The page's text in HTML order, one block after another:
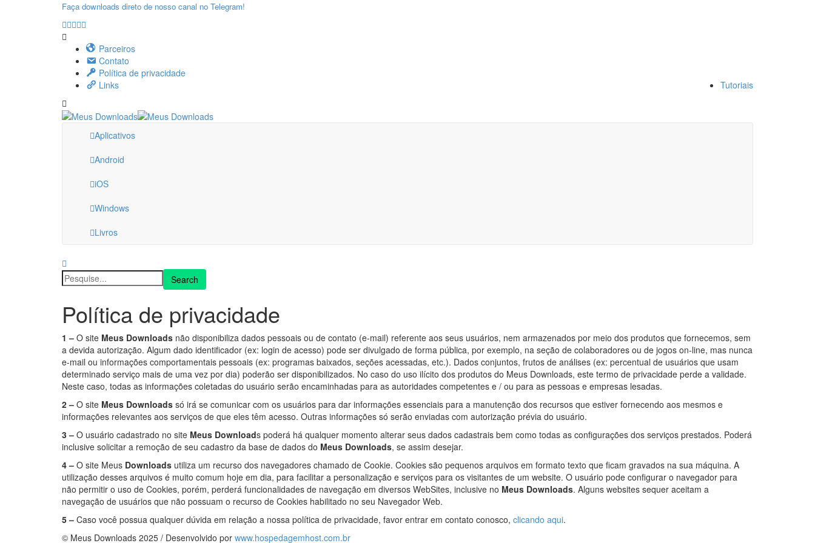
Faça downloads direto de nosso canal no Telegram!
Parceiros
Contato
Política de privacidade
Tutoriais
Links
Aplicativos
Android
iOS
Windows
Livros
Política de privacidade
1 – O site Meus Downloads não disponibiliza dados pessoais ou de contato (e-mail) referente aos seus usuários, nem armazenados por meio dos produtos que fornecemos, sem
a devida autorização. Algum dado identificador (ex: login de acesso) pode ser divulgado de forma pública, por exemplo, na seção de colaboradores ou de jogos on-line, mas nunca
e-mail ou informações comportamentais pessoais (ex: programas baixados, seções acessadas, etc.). Dados conjuntos, frutos de análises (ex: percentual de usuários que usam
determinado serviço mais de uma vez por dia) poderão ser disponibilizados. No caso do uso ilícito dos produtos do Meus Downloads, este termo de privacidade perde a validade.
Neste caso, todas as informações coletadas do usuário serão encaminhadas para as autoridades competentes e / ou para as pessoas e empresas lesadas.
2 – O site Meus Downloads só irá se comunicar com os usuários para dar informações essenciais para a manutenção dos recursos que estiver fornecendo aos mesmos e
informações relevantes aos serviços de que eles têm acesso. Outras informações só serão enviadas com autorização prévia do usuário.
3 – O usuário cadastrado no site Meus Downloads poderá há qualquer momento alterar seus dados cadastrais bem como todas as configurações dos serviços prestados. Poderá
inclusive solicitar a remoção de seu cadastro da base de dados do Meus Downloads, se assim desejar.
4 – O site Meus Downloads utiliza um recurso dos navegadores chamado de Cookie. Cookies são pequenos arquivos em formato texto que ficam gravados na sua máquina. A
utilização desses arquivos é muito comum hoje em dia, para facilitar a personalização e serviços para os visitantes de um website. O usuário pode configurar o navegador para
não permitir o uso de Cookies, porém, perderá funcionalidades de navegação em diversos WebSites, inclusive no Meus Downloads. Alguns websites sequer aceitam a
navegação de usuários que não possuam o recurso de Cookies habilitado no seu Navegador Web.
5 – Caso você possua qualquer dúvida em relação a nossa política de privacidade, favor entrar em contato conosco, clicando aqui.
© Meus Downloads 2025 / Desenvolvido por www.hospedagemhost.com.br